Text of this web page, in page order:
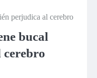
perjudica al cerebro
bucal